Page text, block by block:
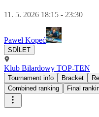
11. 5. 2026 18:15 - 23:30
Paweł Kopeć
SDÍLET
Klub Bilardowy TOP-TEN
Tournament info Bracket
Combined ranking
Final